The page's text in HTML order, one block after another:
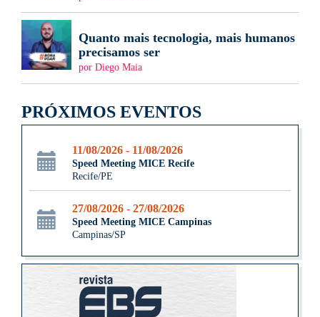
Quanto mais tecnologia, mais humanos
precisamos ser
por Diego Maia
PRÓXIMOS EVENTOS
11/08/2026 - 11/08/2026
Speed Meeting MICE Recife
Recife/PE
27/08/2026 - 27/08/2026
Speed Meeting MICE Campinas
Campinas/SP